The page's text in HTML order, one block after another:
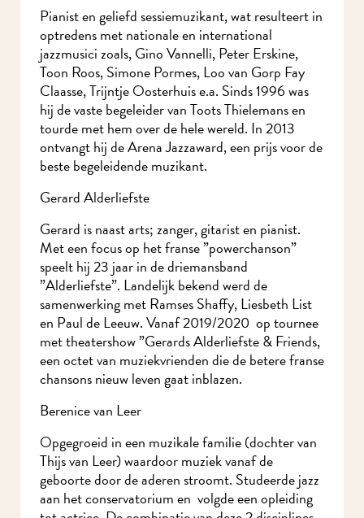
Pianist en geliefd sessiemuzikant, wat resulteert
in optredens met nationale en international
jazzmusici zoals, Gino Vannelli, Peter Erskine,
Toon Roos, Simone Pormes, Loo van Gorp Fay
Claasse, Trijntje Oosterhuis e.a. Sinds 1996 was
hij de vaste begeleider van Toots Thielemans en
tourde met hem over de hele wereld. In 2013
ontvangt hij de Arena Jazzaward, een prijs voor
de beste begeleidende muzikant.
Gerard Alderliefste
Gerard is naast arts; zanger, gitarist en pianist.
Met een focus op het franse ”powerchanson”
speelt hij 23 jaar in de driemansband
”Alderliefste”. Landelijk bekend werd de
samenwerking met Ramses Shaffy, Liesbeth List
en Paul de Leeuw. Vanaf 2019/2020 op
tournee met theatershow ”Gerards Alderliefste
& Friends, een octet van muziekvrienden die de
betere franse chansons nieuw leven gaat inblazen.
Berenice van Leer
Opgegroeid in een muzikale familie (dochter van
Thijs van Leer) waardoor muziek vanaf de
geboorte door de aderen stroomt. Studeerde jazz
aan het conservatorium en volgde een opleiding
tot actrice. De combinatie van deze 2 disciplines
Ik wil MidWest-
nieuws!